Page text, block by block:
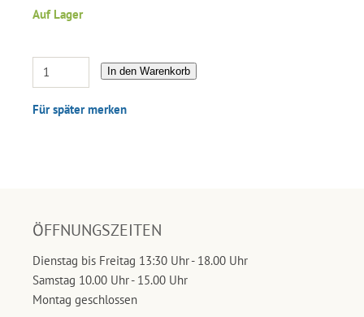
Auf Lager
In den Warenkorb
Für später merken
ÖFFNUNGSZEITEN
Dienstag bis Freitag 13:30 Uhr - 18.00 Uhr
Samstag 10.00 Uhr - 15.00 Uhr
Montag geschlossen